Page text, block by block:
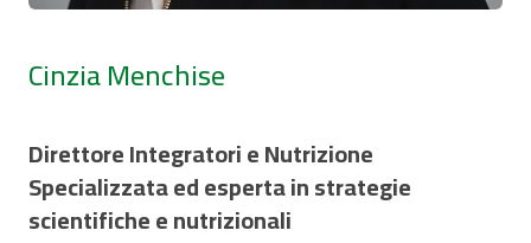
Cinzia Menchise
Direttore Integratori e Nutrizione
Specializzata ed esperta in strategie
scientifiche e nutrizionali